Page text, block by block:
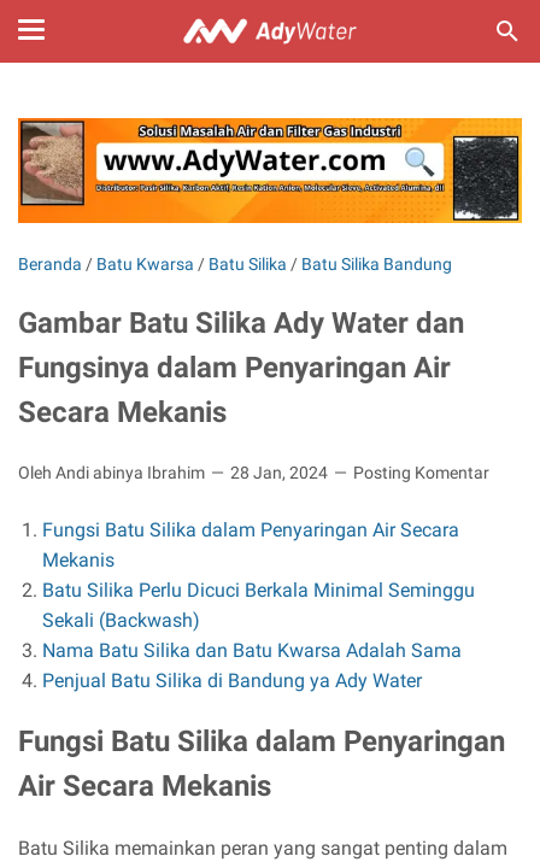
Beranda / Batu Kwarsa / Batu Silika / Batu Silika Bandung
Gambar Batu Silika Ady Water dan
Fungsinya dalam Penyaringan Air
Secara Mekanis
Oleh Andi abinya Ibrahim 28 Jan, 2024 Posting Komentar
Fungsi Batu Silika dalam Penyaringan Air Secara
Mekanis
Batu Silika Perlu Dicuci Berkala Minimal Seminggu
Sekali (Backwash)
Nama Batu Silika dan Batu Kwarsa Adalah Sama
Penjual Batu Silika di Bandung ya Ady Water
Fungsi Batu Silika dalam Penyaringan
Air Secara Mekanis
Batu Silika memainkan peran yang sangat penting dalam